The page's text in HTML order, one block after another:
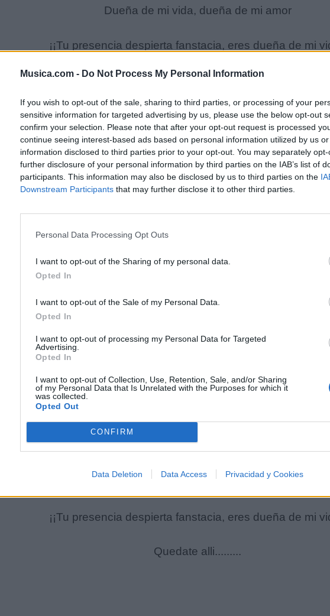
Musica.com - Do Not Process My Personal Information
If you wish to opt-out of the sale, sharing to third parties, or processing of your
sensitive information for targeted advertising by us, please use the below opt-out
confirm your selection. Please note that after your opt-out request is processed
continue seeing interest-based ads based on personal information utilized by us
information disclosed to third parties prior to your opt-out. You may separately
further disclosure of your personal information by third parties on the IAB’s list of
participants. This information may also be disclosed by us to third parties on the
Downstream Participants that may further disclose it to other third parties.
Personal Data Processing Opt Outs
I want to opt-out of the Sharing of my personal data.
Opted In
I want to opt-out of the Sale of my Personal Data.
Opted In
I want to opt-out of processing my Personal Data for Targeted
Advertising.
Opted In
I want to opt-out of Collection, Use, Retention, Sale, and/or Sharing
of my Personal Data that Is Unrelated with the Purposes for which it
was collected.
Opted Out
CONFIRM
Data Deletion Data Access Privacidad y Cookies
Dueña de mi vida, dueña de mi amor
¡¡Tu presencia despierta fanstacia, eres dueña de mi
Llego el momento eres una realidad
¡¡Tu presencia despierta fanstacia, eres dueña de mi
Eres dueña de mi vida,eres mi noche, eres mi dia
¡¡Tu presencia despierta fanstacia, eres dueña de mi
Cuando te vi
causaste en mi una emocion que no se olvidan
solo par ti ser mi niña por toda la vida
¡¡Tu presencia despierta fanstacia, eres dueña de mi
Quedate alli.........